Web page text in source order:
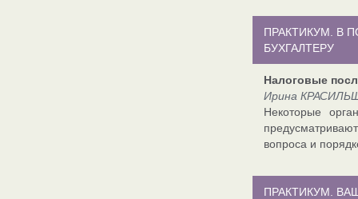
ПРАКТИКУМ. В
БУХГАЛТЕРУ
Налоговые
Ирина
Некоторые
вопроса и
ПРАКТИКУМ.